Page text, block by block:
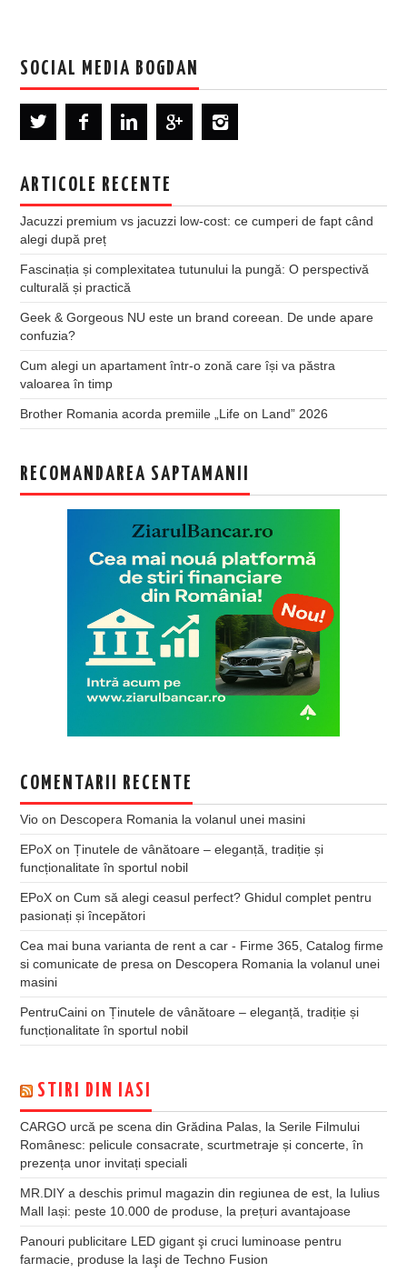
SOCIAL MEDIA BOGDAN
ARTICOLE RECENTE
Jacuzzi premium vs jacuzzi low-cost: ce cumperi de fapt când
alegi după preț
Fascinația și complexitatea tutunului la pungă: O perspectivă
culturală și practică
Geek & Gorgeous NU este un brand coreean. De unde apare
confuzia?
Cum alegi un apartament într-o zonă care își va păstra
valoarea în timp
Brother Romania acorda premiile „Life on Land” 2026
RECOMANDAREA SAPTAMANII
COMENTARII RECENTE
Vio on Descopera Romania la volanul unei masini
EPoX onȚinutele de vânătoare – eleganță, tradiție și
funcționalitate în sportul nobil
EPoX onCum să alegi ceasul perfect? Ghidul complet pentru
pasionați și începători
Cea mai buna varianta de rent a car - Firme 365, Catalog firme
si comunicate de presa on Descopera Romania la volanul unei
masini
PentruCaini onȚinutele de vânătoare – eleganță, tradiție și
funcționalitate în sportul nobil
STIRI DIN IASI
CARGO urcă pe scena din Grădina Palas, la Serile Filmului
Românesc: pelicule consacrate, scurtmetraje și concerte, în
prezența unor invitați speciali
MR.DIY a deschis primul magazin din regiunea de est, la Iulius
Mall Iași: peste 10.000 de produse, la prețuri avantajoase
Panouri publicitare LED gigant şi cruci luminoase pentru
farmacie, produse la Iaşi de Techno Fusion